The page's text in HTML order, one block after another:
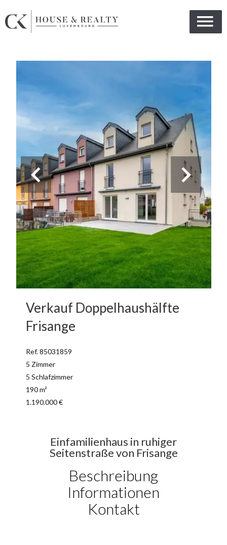
Verkauf Doppelhaushälfte
Frisange
Ref. 85031859
5 Zimmer
5 Schlafzimmer
190 m²
1.190.000 €
Einfamilienhaus in ruhiger
Seitenstraße von Frisange
Beschreibung
Informationen
Kontakt